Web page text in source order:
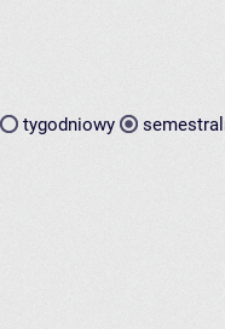
tygodniowy